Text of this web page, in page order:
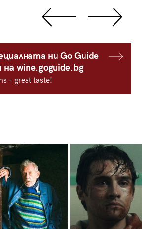
ни Go Guide
на wine.goguide.bg
- great taste!